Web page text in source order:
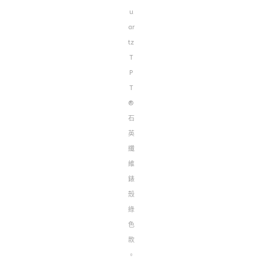
u
ar
tz
T
P
T
®
石
英
纖
維
錶
殼
綠
色
款
。